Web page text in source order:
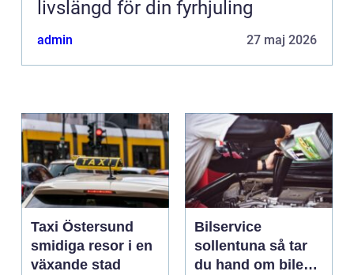
livslängd för din fyrhjuling
admin 27 maj 2026
Taxi Östersund
smidiga resor i en
växande stad
Bilservice
sollentuna så tar
du hand om bilen